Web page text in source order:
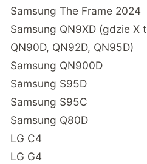
Samsung The Frame 2024
Samsung QN9XD (gdzie X
QN90D, QN92D, QN95D)
Samsung QN900D
Samsung S95D
Samsung S95C
Samsung Q80D
LG C4
LG G4